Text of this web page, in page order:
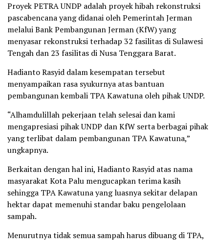
Proyek PETRA UNDP adalah proyek hibah rekonstruksi
pascabencana yang didanai oleh Pemerintah Jerman
melalui Bank Pembangunan Jerman (KfW) yang
menyasar rekonstruksi terhadap 32 fasilitas di Sulawesi
Tengah dan 23 fasilitas di Nusa Tenggara Barat.
Hadianto Rasyid dalam kesempatan tersebut
menyampaikan rasa syukurnya atas bantuan
pembangunan kembali TPA Kawatuna oleh pihak UNDP.
“Alhamdulillah pekerjaan telah selesai dan kami
mengapresiasi pihak UNDP dan KfW serta berbagai pihak
yang terlibat dalam pembangunan TPA Kawatuna,”
ungkapnya.
Berkaitan dengan hal ini, Hadianto Rasyid atas nama
masyarakat Kota Palu mengucapkan terima kasih
sehingga TPA Kawatuna yang luasnya sekitar delapan
hektar dapat memenuhi standar baku pengelolaan
sampah.
Menurutnya tidak semua sampah harus dibuang di TPA,